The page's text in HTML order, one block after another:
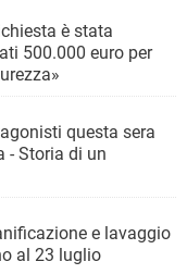
è stata
500.000 euro per
questa sera
- Storia di un
e lavaggio
al 23 luglio